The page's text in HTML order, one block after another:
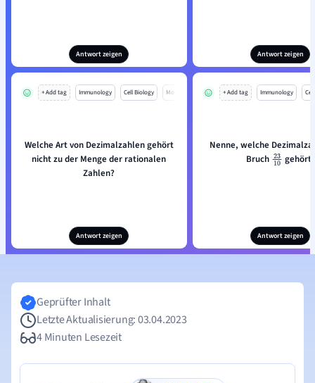
Antwort zeigen Antwort zeigen
+ Add tag Immunology Cell Biology Mo
Welche Art von Dezimalzahlen gehört
nicht zu der Menge der rationalen
Zahlen?
Antwort zeigen
+ Add tag Immunology
Nenne, welche
Bruch 2310gehört.
Antwort zeigen
Geprüfter Inhalt
Letzte Aktualisierung: 03.04.2023
4 Minuten Lesezeit